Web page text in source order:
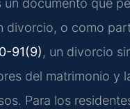
documento que
divorcio, o como
91(9), un divorcio
del matrimonio
Para los